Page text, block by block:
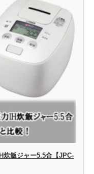
炊飯ジャー5.5合【JPC-